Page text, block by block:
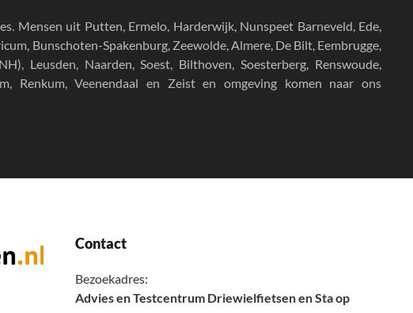
Mensen uit Putten, Ermelo, Harderwijk, Nunspeet Barneveld, Ede,
Bunschoten-Spakenburg, Zeewolde, Almere, De Bilt, Eembrugge,
Leusden, Naarden, Soest, Bilthoven, Soesterberg, Renswoude,
Renkum, Veenendaal en Zeist en omgeving komen naar ons
Contact
Bezoekadres:
Advies en Testcentrum Driewielfietsen en Sta op